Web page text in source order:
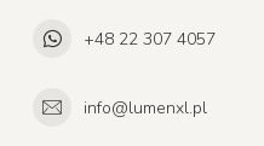
+48 22 307 4057
info@lumenxl.pl